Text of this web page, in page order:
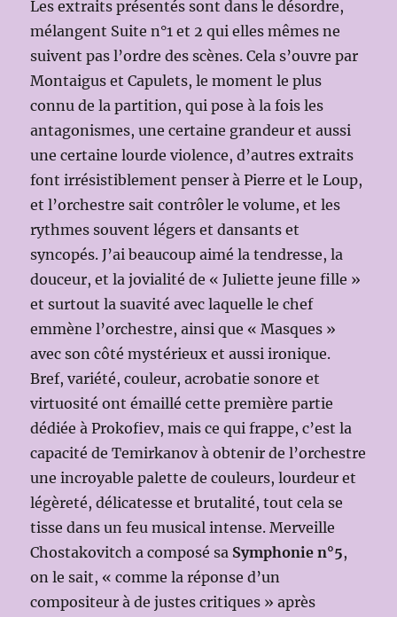
Les extraits présentés sont dans le désordre,
mélangent Suite n°1 et 2 qui elles mêmes ne
suivent pas l’ordre des scènes. Cela s’ouvre par
Montaigus et Capulets, le moment le plus
connu de la partition, qui pose à la fois les
antagonismes, une certaine grandeur et aussi
une certaine lourde violence, d’autres extraits
font irrésistiblement penser à Pierre et le Loup,
et l’orchestre sait contrôler le volume, et les
rythmes souvent légers et dansants et
syncopés. J’ai beaucoup aimé la tendresse, la
douceur, et la jovialité de « Juliette jeune fille »
et surtout la suavité avec laquelle le chef
emmène l’orchestre, ainsi que « Masques »
avec son côté mystérieux et aussi ironique.
Bref, variété, couleur, acrobatie sonore et
virtuosité ont émaillé cette première partie
dédiée à Prokofiev, mais ce qui frappe, c’est la
capacité de Temirkanov à obtenir de l’orchestre
une incroyable palette de couleurs, lourdeur et
légèreté, délicatesse et brutalité, tout cela se
tisse dans un feu musical intense. Merveille
Chostakovitch a composé sa Symphonie n°5,
on le sait, « comme la réponse d’un
compositeur à de justes critiques » après